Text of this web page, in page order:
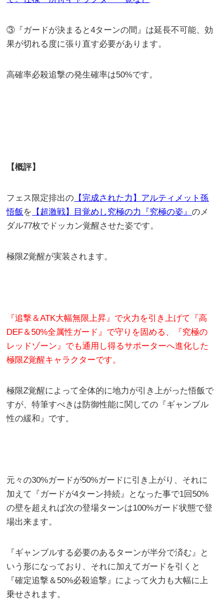
③『ガードが決まると4ターンの間』は延長不可能、効
果が切れる度に張り直す必要があります。
高確率必殺追撃の発生確率は50%です。
【概評】
フェス限定排出の 【完成された力】アルティメット孫
悟飯 を 【超激戦】目覚めし究極の力『究極の姿』のメ
ダル77枚でドッカン覚醒させた姿です。
極限Z覚醒が実装されます。
『追撃＆ATK大幅無限上昇』で火力を引き上げて『高
DEF＆50%全属性ガード』で守りを固める、『究極の
レッドゾーン』でも通用し得るサポーターへ進化した
極限Z覚醒キャラクターです。
極限Z覚醒によって全体的に地力が引き上がった悟飯で
すが、特筆すべきは防御性能に関しての『ギャンブル
性の緩和』です。
元々の30%ガードが50%ガードに引き上がり、それに
加えて『ガードが4ターン持続』となった事で1回50%
の壁を超えれば次の登場ターンは100%ガード状態で登
場出来ます。
『ギャンブルする必要のあるターンが半分で済む』と
いう形になっており、それに加えてガードを引くと
『確定追撃＆50%必殺追撃』によって火力も大幅に上
乗せされます。